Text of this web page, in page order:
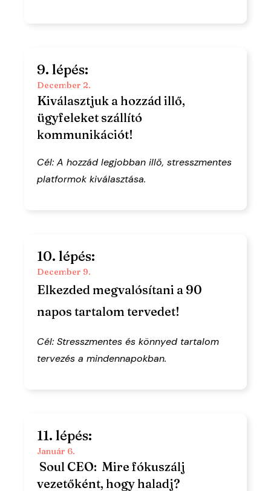
9. lépés:
December 2.
Kiválasztjuk a hozzád illő,
ügyfeleket szállító
kommunikációt!
Cél: A hozzád legjobban illő, stresszmentes
platformok kiválasztása.
10. lépés:
December 9.
Elkezded megvalósítani a 90
napos tartalom tervedet!
Cél: Stresszmentes és könnyed tartalom
tervezés a mindennapokban.
11. lépés:
Január 6.
Soul CEO: Mire fókuszálj
vezetőként, hogy haladj?